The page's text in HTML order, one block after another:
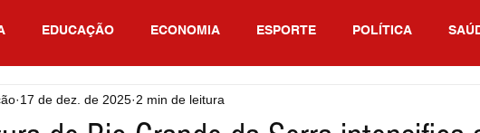
EDUCAÇÃO ECONOMIA ESPORTE POLÍTICA
SÃO PAULO
17 de dez. de 2025 2 min de leitura